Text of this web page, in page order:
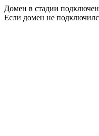
Домен в стадии
Если домен не